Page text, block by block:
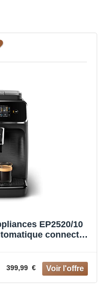
EP2520/10
connectée
399,99 €